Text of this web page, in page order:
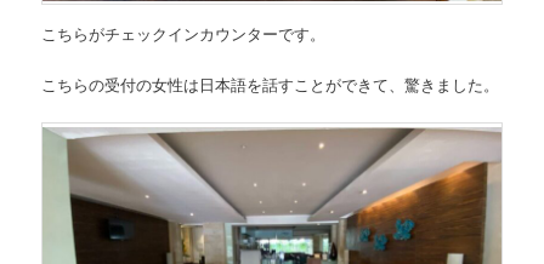
こちらがチェックインカウンターです。
こちらの受付の女性は日本語を話すことができて、驚きました。